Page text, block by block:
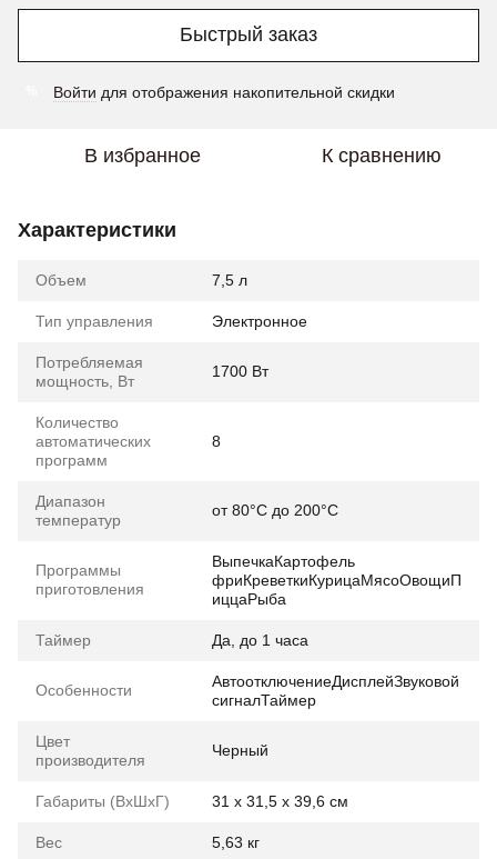
Быстрый заказ
Войти для отображения накопительной скидки
В избранное К сравнению
Характеристики
Объем 7,5 л
Тип управления Электронное
Потребляемая
мощность, Вт
1700 Вт
Количество
автоматических
программ
8
Диапазон
температур
от 80°С до 200°С
Программы
приготовления
ВыпечкаКартофель
фриКреветкиКурицаМясоОвощиП
иццаРыба
Таймер Да, до 1 часа
Особенности
АвтоотключениеДисплейЗвуковой
сигналТаймер
Цвет
производителя
Черный
Габариты (ВхШхГ) 31 x 31,5 x 39,6 см
Вес 5,63 кг